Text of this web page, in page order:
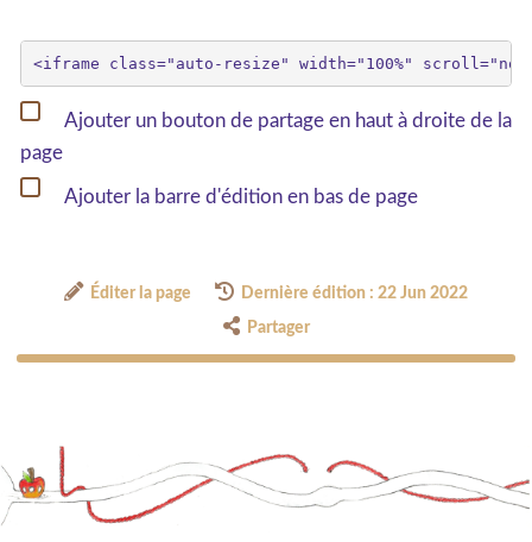
Ajouter un bouton de partage en haut à droite de la
page
Ajouter la barre d'édition en bas de page
Éditer la page Dernière édition : 22 Jun 2022
Partager